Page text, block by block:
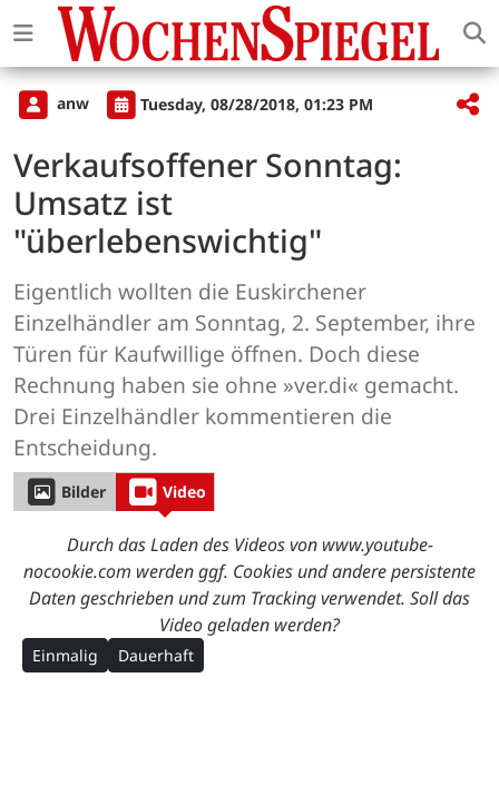
anw Tuesday, 08/28/2018, 01:23 PM
Verkaufsoffener Sonntag:
Umsatz ist
"überlebenswichtig"
Eigentlich wollten die Euskirchener
Einzelhändler am Sonntag, 2. September, ihre
Türen für Kaufwillige öffnen. Doch diese
Rechnung haben sie ohne »ver.di« gemacht.
Drei Einzelhändler kommentieren die
Entscheidung.
Bilder Video
Durch das Laden des Videos von www.youtube-
nocookie.com werden ggf. Cookies und andere persistente
Daten geschrieben und zum Tracking verwendet. Soll das
Video geladen werden?
Einmalig Dauerhaft